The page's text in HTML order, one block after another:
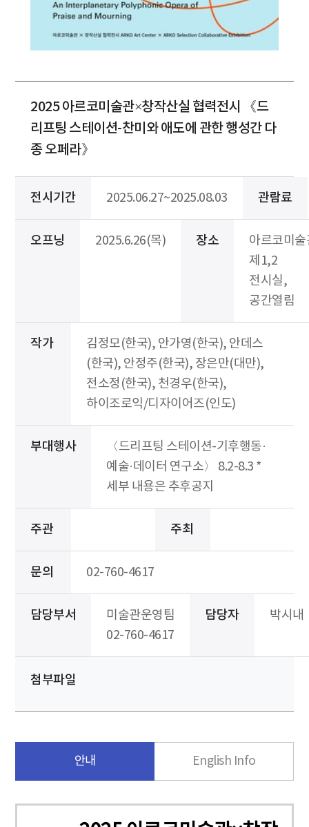
2025 아르코미술관×창작산실 협력전시 《드
리프팅 스테이션-찬미와 애도에 관한 행성간 다
종 오페라》
전시기간 2025.06.27~2025.08.03 관람료
오프닝 2025.6.26(목) 장소
아르코미술
제1,2
전시실,
공간열림
작가
김정모(한국), 안가영(한국), 안데스
(한국), 안정주(한국), 장은만(대만),
전소정(한국), 천경우(한국),
하이조로익/디자이어즈(인도)
부대행사
〈드리프팅 스테이션-기후행동·
예술·데이터 연구소〉 8.2-8.3 *
세부 내용은 추후공지
주관 주최
문의 02-760-4617
담당부서
미술관운영팀
02-760-4617
담당자 박시내
첨부파일
안내 English Info